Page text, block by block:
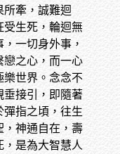
所牽，誠難迴
受生死，輪迴無
一切身外事，
戀之心，而一心
樂世界。念念不
垂接引，即隨著
彈指之頃，往生
，神通自在，壽
是為大智慧人